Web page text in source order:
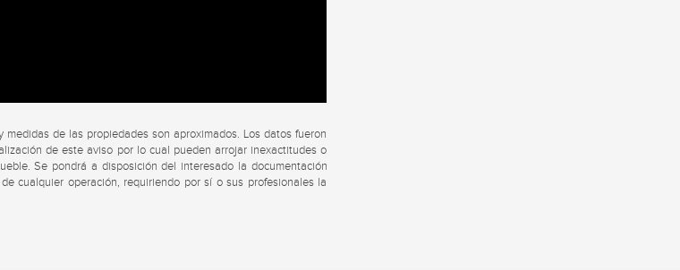
de las propiedades son aproximados. Los datos fueron
de este aviso por lo cual pueden arrojar inexactitudes o
Se pondrá a disposición del interesado la documentación
cualquier operación, requiriendo por sí o sus profesionales la